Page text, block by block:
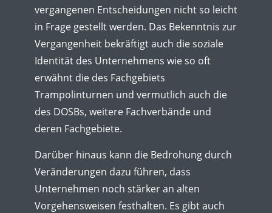
vergangenen Entscheidungen nicht so leicht
in Frage gestellt werden. Das Bekenntnis zur
Vergangenheit bekräftigt auch die soziale
Identität des Unternehmens wie so oft
erwähnt die des Fachgebiets
Trampolinturnen und vermutlich auch die
des DOSBs, weitere Fachverbände und
deren Fachgebiete.
Darüber hinaus kann die Bedrohung durch
Veränderungen dazu führen, dass
Unternehmen noch stärker an alten
Vorgehensweisen festhalten. Es gibt auch